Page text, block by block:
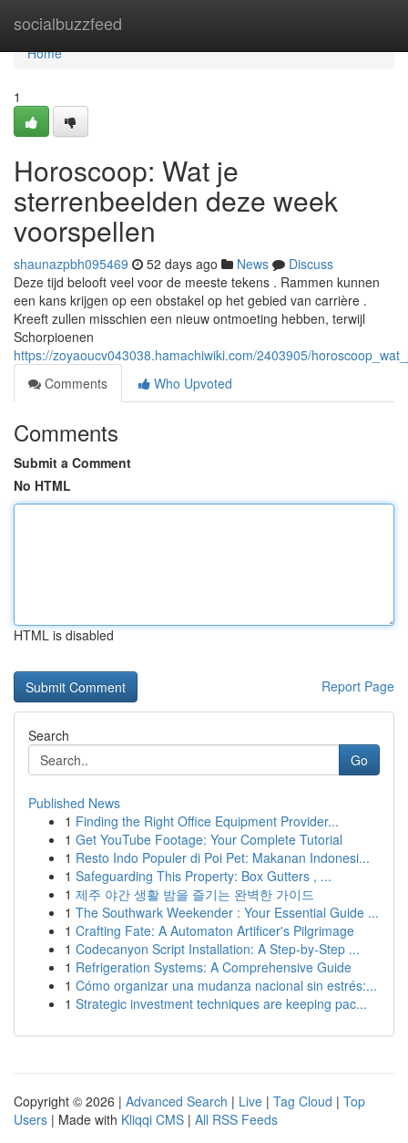
socialbuzzfeed
Home
Home
1
Horoscoop: Wat je
sterrenbeelden deze week
voorspellen
shaunazpbh095469 52 days ago News
Discuss
Deze tijd belooft veel voor de meeste tekens . Rammen kunnen
een kans krijgen op een obstakel op het gebied van carrière .
Kreeft zullen misschien een nieuw ontmoeting hebben, terwijl
Schorpioenen
https://zoyaoucv043038.hamachiwiki.com/2403905/
Comments
Who Upvoted
Comments
Submit a Comment
No HTML
HTML is disabled
Report Page
Search
Go
Published News
1 Finding the Right Office Equipment Provider...
1 Get YouTube Footage: Your Complete Tutorial
1 Resto Indo Populer di Poi Pet: Makanan Indonesi...
1 Safeguarding This Property: Box Gutters , ...
1 제주 야간 생활 밤을 즐기는 완벽한 가이드
1 The Southwark Weekender : Your Essential Guide ...
1 Crafting Fate: A Automaton Artificer's Pilgrimage
1 Codecanyon Script Installation: A Step-by-Step ...
1 Refrigeration Systems: A Comprehensive Guide
1 Cómo organizar una mudanza nacional sin estrés:...
1 Strategic investment techniques are keeping pac...
Copyright © 2026 | Advanced Search | Live | Tag Cloud | Top
Users | Made with Kliqqi CMS | All RSS Feeds